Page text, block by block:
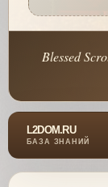
Blessed
L2DOM.RU
БАЗА ЗНАНИЙ